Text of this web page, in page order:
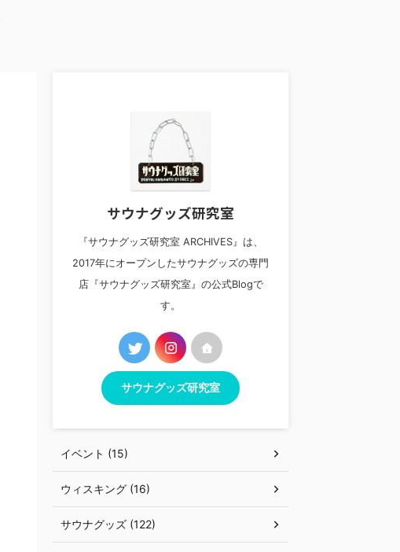
サウナグッズ研究室
『サウナグッズ研究室 ARCHIVES』は、
2017年にオープンしたサウナグッズの専門
店『サウナグッズ研究室』の公式Blogで
す。
サウナグッズ研究室
イベント (15)
ウィスキング (16)
サウナグッズ (122)